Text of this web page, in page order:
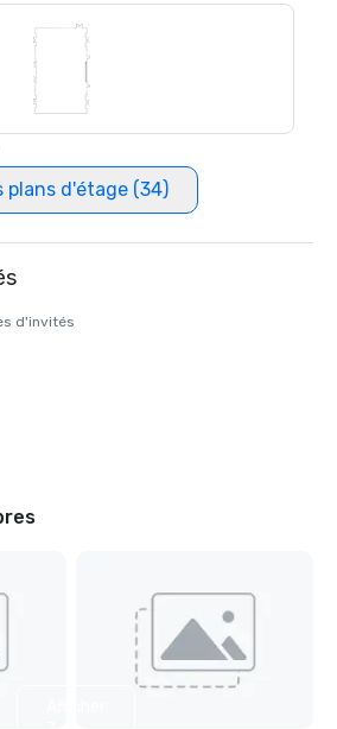
plans d'étage (34)
d'invités